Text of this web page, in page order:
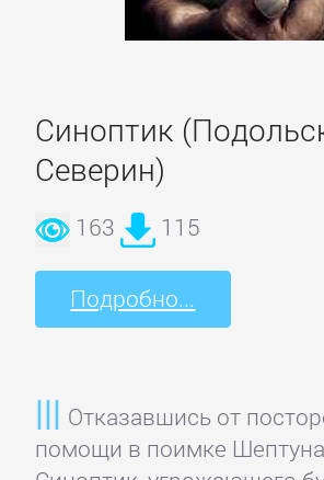
Синоптик
Северин)
163 115
Подробно...
Отказавшись от
помощи в поимке
литература
культура
Личные
финансы
Малый
бизнес
Маркетинг,
PR,
реклама